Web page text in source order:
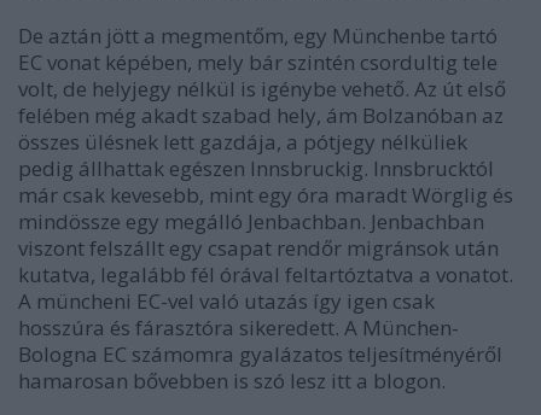
De aztán jött a megmentőm, egy Münchenbe tartó
EC vonat képében, mely bár szintén csordultig tele
volt, de helyjegy nélkül is igénybe vehető. Az út első
felében még akadt szabad hely, ám Bolzanóban az
összes ülésnek lett gazdája, a pótjegy nélküliek
pedig állhattak egészen Innsbruckig. Innsbrucktól
már csak kevesebb, mint egy óra maradt Wörglig és
mindössze egy megálló Jenbachban. Jenbachban
viszont felszállt egy csapat rendőr migránsok után
kutatva, legalább fél órával feltartóztatva a vonatot.
A müncheni EC-vel való utazás így igen csak
hosszúra és fárasztóra sikeredett. A München-
Bologna EC számomra gyalázatos teljesítményéről
hamarosan bővebben is szó lesz itt a blogon.